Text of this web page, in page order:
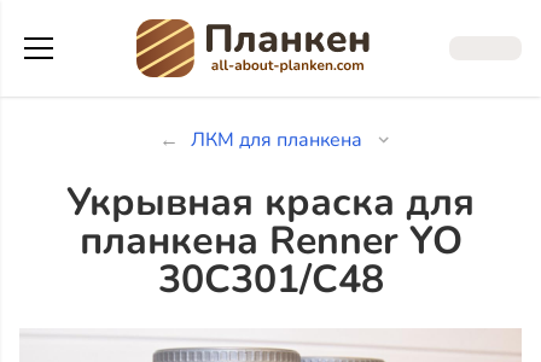
ЛКМ для планкена
Укрывная краска для
планкена Renner YO
30C301/C48